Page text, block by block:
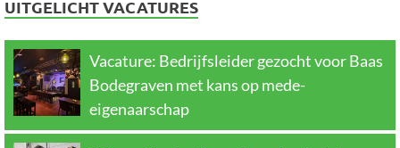
UITGELICHT VACATURES
Vacature: Bedrijfsleider gezocht voor Baas
Bodegraven met kans op mede-
eigenaarschap